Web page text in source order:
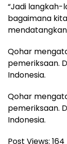
“Jadi langkah-
bagaimana
Qohar
pemeriksaan.
Indonesia.
Qohar
pemeriksaan.
Indonesia.
Post Views: 164